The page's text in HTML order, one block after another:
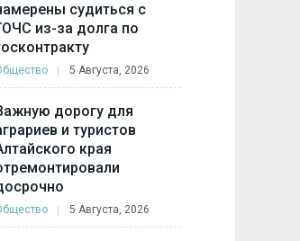
судиться с
из-за долга по
5 Августа, 2026
дорогу для
и туристов
края
5 Августа, 2026